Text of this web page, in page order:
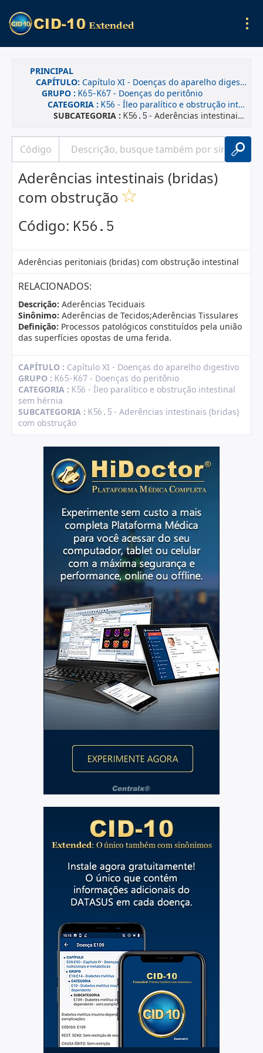
PRINCIPAL
CAPÍTULO: Capítulo XI - Doenças do aparelho digestivo
GRUPO : K65-K67 - Doenças do peritônio
CATEGORIA : K56 - Íleo paralítico e obstrução intestinal sem hérnia
SUBCATEGORIA : K56.5 - Aderências intestinais (bridas) com obstrução
Aderências intestinais (bridas)
com obstrução
Código: K56.5
Aderências peritoniais (bridas) com obstrução intestinal
RELACIONADOS:
Descrição: Aderências Teciduais
Sinônimo: Aderências de Tecidos;Aderências Tissulares
Definição: Processos patológicos constituídos pela união
das superfícies opostas de uma ferida.
CAPÍTULO : Capítulo XI - Doenças do aparelho digestivo
GRUPO : K65-K67 - Doenças do peritônio
CATEGORIA : K56 - Íleo paralítico e obstrução intestinal
sem hérnia
SUBCATEGORIA : K56.5 - Aderências intestinais (bridas)
com obstrução